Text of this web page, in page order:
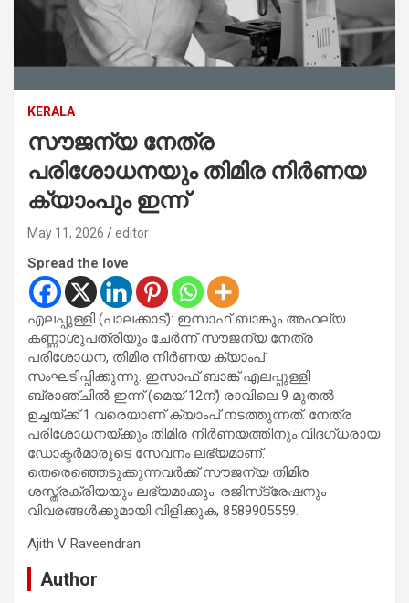
KERALA
സൗജന്യ നേത്ര
പരിശോധനയും തിമിര നിർണയ
ക്യാംപും ഇന്ന്
May 11, 2026 editor
Spread the love
എലപ്പുള്ളി (പാലക്കാട്): ഇസാഫ് ബാങ്കും അഹല്യ
കണ്ണാശുപത്രിയും ചേർന്ന് സൗജന്യ നേത്ര
പരിശോധന, തിമിര നിർണയ ക്യാംപ്
സംഘടിപ്പിക്കുന്നു. ഇസാഫ് ബാങ്ക് എലപ്പുള്ളി
ബ്രാഞ്ചിൽ ഇന്ന് (മെയ് 12ന്) രാവിലെ 9 മുതൽ
ഉച്ചയ്ക്ക് 1 വരെയാണ് ക്യാംപ് നടത്തുന്നത്. നേത്ര
പരിശോധനയ്ക്കും തിമിര നിർണയത്തിനും വിദഗ്ധരായ
ഡോക്ടർമാരുടെ സേവനം ലഭ്യമാണ്.
തെരെഞ്ഞെടുക്കുന്നവർക്ക് സൗജന്യ തിമിര
ശസ്ത്രക്രിയയും ലഭ്യമാക്കും. രജിസ്‌ട്രേഷനും
വിവരങ്ങൾക്കുമായി വിളിക്കുക, 8589905559.
Ajith V Raveendran
Author